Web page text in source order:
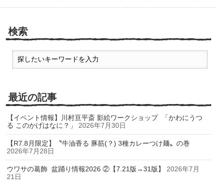
検索
最近の記事
【イベント情報】川村亘平斎 影絵ワークショップ 「かわにうつ
る このかげはなに？」
2026年7月30日
【R7.8月限定】〝牛油香る 豚筋(？) 3種カレーつけ麺〟の巻
2026年7月28日
ウワサの葛飾 盆踊り情報2026 ②【7.21版→31版】
2026年7月
21日